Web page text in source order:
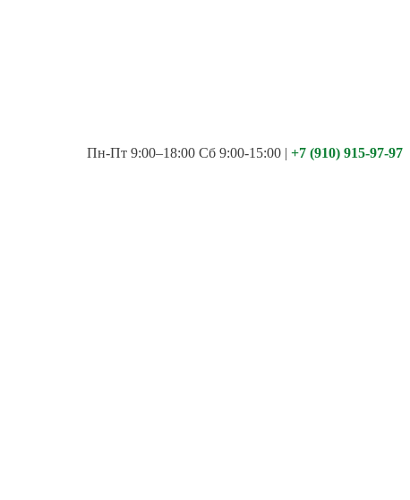
Пн-Пт 9:00–18:00 Сб 9:00-15:00 | +7 (910) 915-97-97